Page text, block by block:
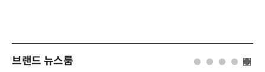
브랜드 뉴스룸